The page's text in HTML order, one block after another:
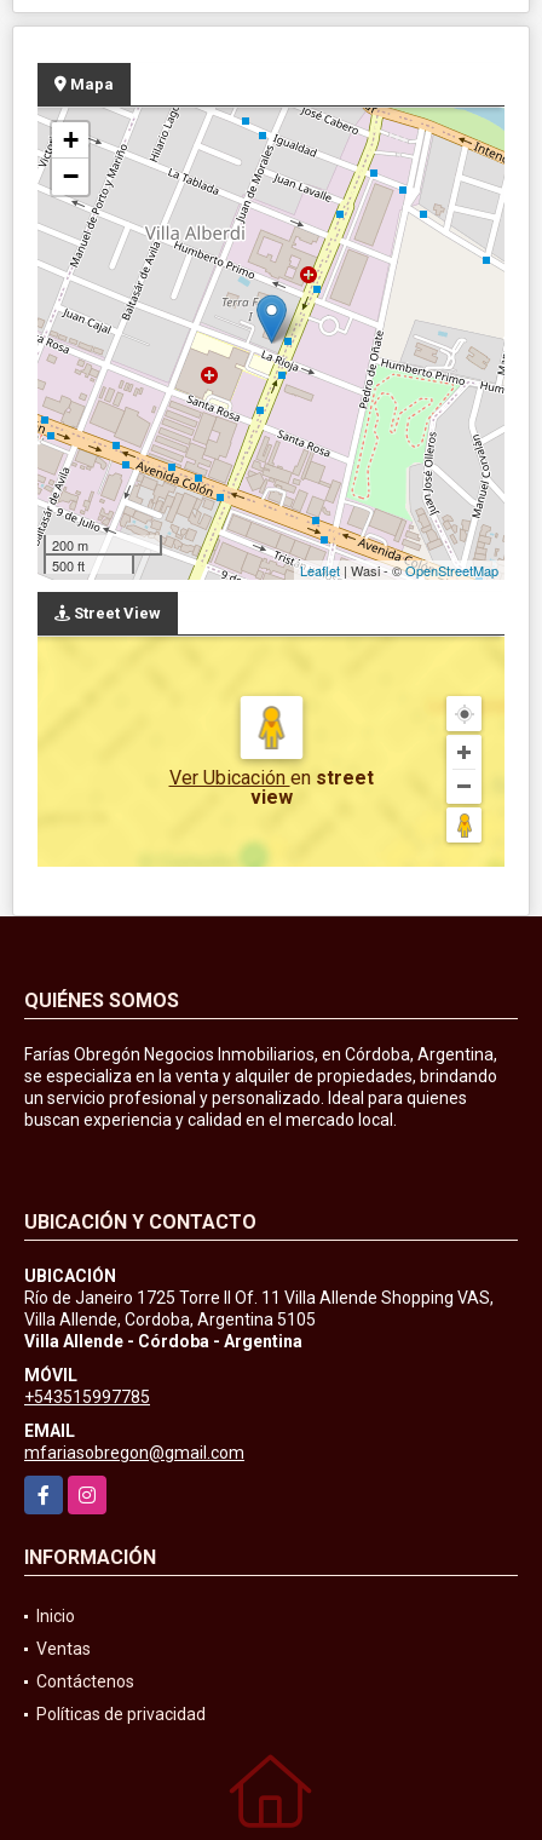
Mapa
+
−
200 m
500 ft
Leaflet | Wasi - ©OpenStreetMap
Street View
Ver Ubicación en street
view
QUIÉNES SOMOS
Farías Obregón Negocios Inmobiliarios, en Córdoba, Argentina,
se especializa en la venta y alquiler de propiedades, brindando
un servicio profesional y personalizado. Ideal para quienes
buscan experiencia y calidad en el mercado local.
UBICACIÓN Y CONTACTO
UBICACIÓN
Río de Janeiro 1725 Torre II Of. 11 Villa Allende Shopping VAS,
Villa Allende, Cordoba, Argentina 5105
Villa Allende - Córdoba - Argentina
MÓVIL
+543515997785
EMAIL
mfariasobregon@gmail.com
FacebookInstagram
INFORMACIÓN
Inicio
Ventas
Contáctenos
Políticas de privacidad